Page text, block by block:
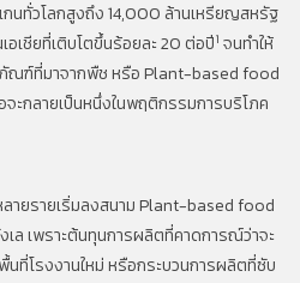
กนทั่วโลกสูงถึง 14,000 ล้านเหรียญสหรัฐ
อเชียที่เติบโตขึ้นร้อยละ 20 ต่อปี1 จนทำให้
ณฑ์ที่มาจากพืช หรือ Plant-based food
จะกลายเป็นหนึ่งในพฤติกรรมการบริโภค
ายรายเริ่มลงสนาม Plant-based food
ล เพราะต้นทุนการผลิตที่คาดการณ์ว่าจะ
ที่โรงงานใหม่ หรือกระบวนการผลิตที่ซับ